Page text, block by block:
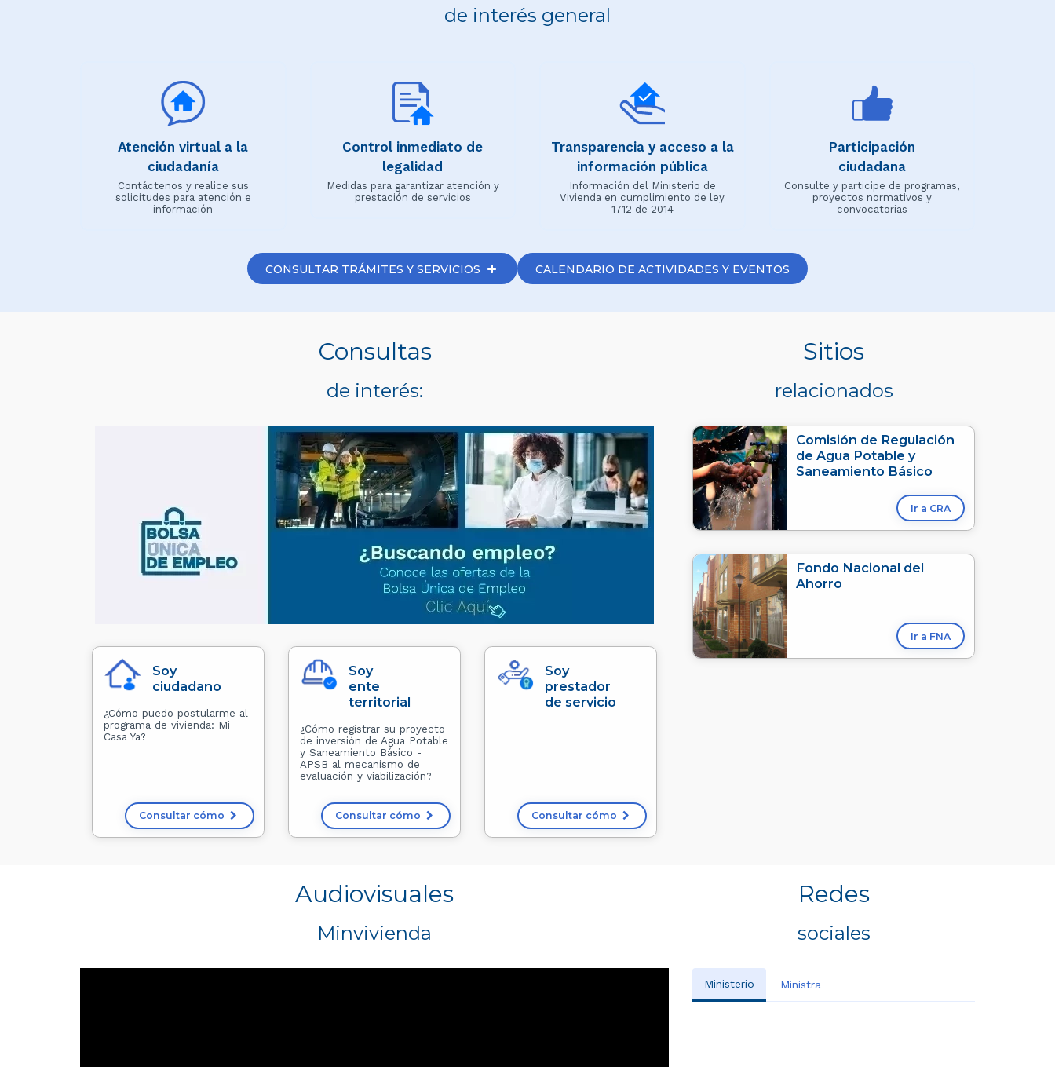
de interés general
Atención virtual a la
ciudadanía
Contáctenos y realice sus
solicitudes para atención e
información
Control inmediato de
legalidad
Medidas para garantizar atención y
prestación de servicios
Transparencia y acceso a la
información pública
Información del Ministerio de
Vivienda en cumplimiento de ley
1712 de 2014
Participación
ciudadana
Consulte y participe de programas,
proyectos normativos y
convocatorias
CONSULTAR TRÁMITES Y SERVICIOS CALENDARIO DE ACTIVIDADES Y EVENTOS
Consultas
de interés:
Soy
ciudadano
¿Cómo puedo postularme al
programa de vivienda: Mi
Casa Ya?
Consultar cómo
Soy
ente
territorial
¿Cómo registrar su proyecto
de inversión de Agua Potable
y Saneamiento Básico -
APSB al mecanismo de
evaluación y viabilización?
Consultar cómo
Soy
prestador
de servicio
Consultar cómo
Sitios
relacionados
Comisión de Regulación
de Agua Potable y
Saneamiento Básico
Ir a CRA
Fondo Nacional del
Ahorro
Ir a FNA
Audiovisuales
Minvivienda
Redes
sociales
Ministerio Ministra